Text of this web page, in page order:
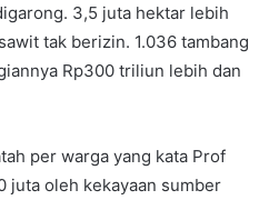
3,5 juta hektar lebih
tak berizin. 1.036 tambang
Rp300 triliun lebih dan
per warga yang kata Prof
juta oleh kekayaan sumber